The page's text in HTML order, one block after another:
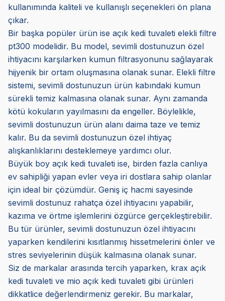
kullanımında kaliteli ve kullanışlı seçenekleri ön plana
çıkar.
Bir başka popüler ürün ise açık kedi tuvaleti elekli filtre
pt300 modelidir. Bu model, sevimli dostunuzun özel
ihtiyacını karşılarken kumun filtrasyonunu sağlayarak
hijyenik bir ortam oluşmasına olanak sunar. Elekli filtre
sistemi, sevimli dostunuzun ürün kabındaki kumun
sürekli temiz kalmasına olanak sunar. Aynı zamanda
kötü kokuların yayılmasını da engeller. Böylelikle,
sevimli dostunuzun ürün alanı daima taze ve temiz
kalır. Bu da sevimli dostunuzun özel ihtiyaç
alışkanlıklarını desteklemeye yardımcı olur.
Büyük boy açık kedi tuvaleti ise, birden fazla canlıya
ev sahipliği yapan evler veya iri dostlara sahip olanlar
için ideal bir çözümdür. Geniş iç hacmi sayesinde
sevimli dostunuz rahatça özel ihtiyacını yapabilir,
kazıma ve örtme işlemlerini özgürce gerçekleştirebilir.
Bu tür ürünler, sevimli dostunuzun özel ihtiyacını
yaparken kendilerini kısıtlanmış hissetmelerini önler ve
stres seviyelerinin düşük kalmasına olanak sunar.
Siz de markalar arasında tercih yaparken, krax açık
kedi tuvaleti ve mio açık kedi tuvaleti gibi ürünleri
dikkatlice değerlendirmeniz gerekir. Bu markalar,